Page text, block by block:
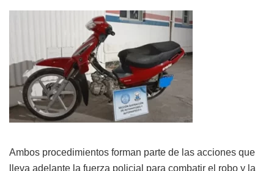
Ambos procedimientos forman parte de las acciones que
lleva adelante la fuerza policial para combatir el robo y la